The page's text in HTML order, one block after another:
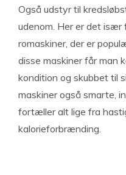
Også udstyr til
udenom. Her er det især
romaskiner, der er
disse maskiner får man
kondition og skubbet til
maskiner også smarte,
fortæller alt lige fra
kalorieforbrænding.